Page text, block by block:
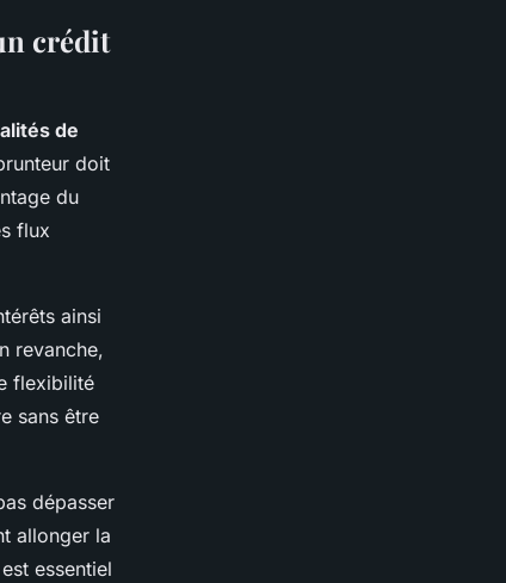
crédit
de
doit
du
flux
ainsi
revanche,
flexibilité
sans être
dépasser
allonger la
essentiel